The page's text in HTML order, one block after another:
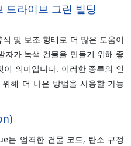
드라이브 그린 빌딩
및 보조 형태로 더 많은 도움이
자가 녹색 건물을 만들기 위해 좋
의미입니다. 이러한 종류의 인
해 더 나은 방법을 사용할 가능
는 엄격한 건물 코드, 탄소 규정